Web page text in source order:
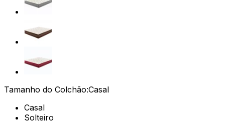
Tamanho do Colchão:Casal
Casal
Solteiro